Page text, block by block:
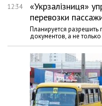
12:34
«Укрзалізниця»
перевозки
Планируется разрешить
документов, а не